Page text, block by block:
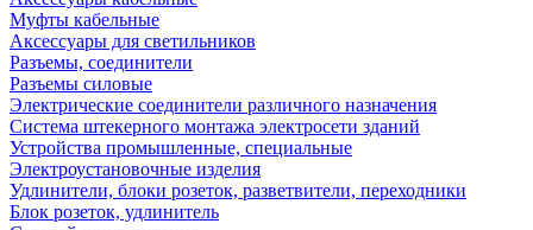
Муфты кабельные
Аксессуары для светильников
Разъемы, соединители
Разъемы силовые
Электрические соединители различного назначения
Система штекерного монтажа электросети зданий
Устройства промышленные, специальные
Электроустановочные изделия
Удлинители, блоки розеток, разветвители, переходники
Блок розеток, удлинитель